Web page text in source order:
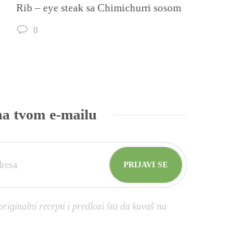
Rib – eye steak sa Chimichurri sosom
0
tvom e-mailu
recepti i predlozi šta da kuvaš na